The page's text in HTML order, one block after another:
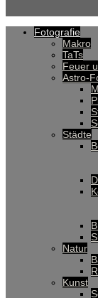
Fotografie
Makro
TaTs
Feuer
Astro-
Städte
Natur
Kunst